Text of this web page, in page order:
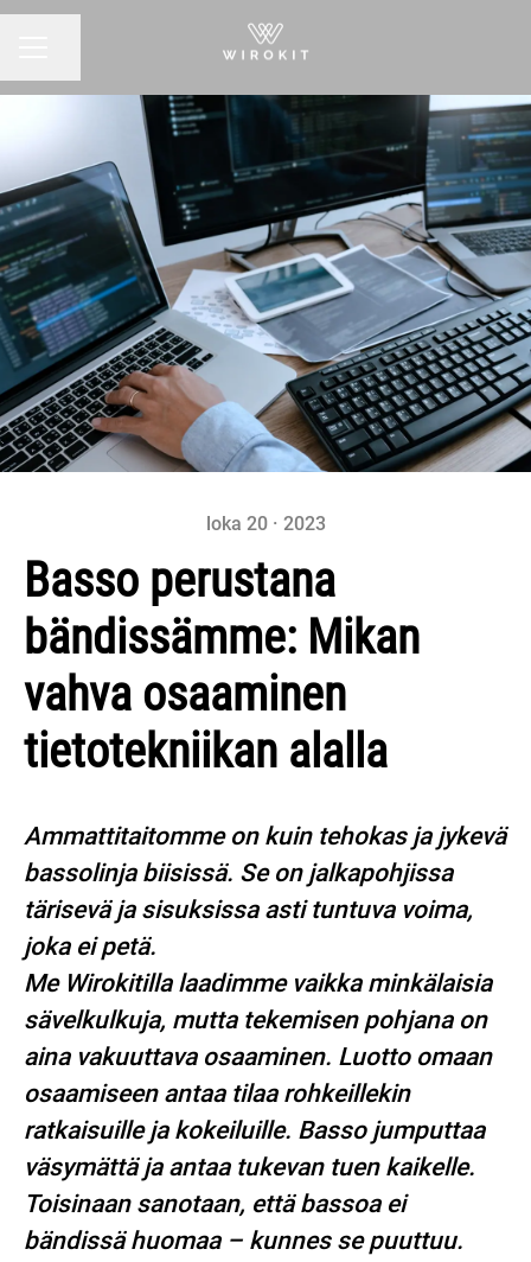
loka 20 · 2023
Basso perustana
bändissämme: Mikan
vahva osaaminen
tietotekniikan alalla
Ammattitaitomme on kuin tehokas ja jykevä
bassolinja biisissä. Se on jalkapohjissa
tärisevä ja sisuksissa asti tuntuva voima,
joka ei petä.
Me Wirokitilla laadimme vaikka minkälaisia
sävelkulkuja, mutta tekemisen pohjana on
aina vakuuttava osaaminen. Luotto omaan
osaamiseen antaa tilaa rohkeillekin
ratkaisuille ja kokeiluille. Basso jumputtaa
väsymättä ja antaa tukevan tuen kaikelle.
Toisinaan sanotaan, että bassoa ei
bändissä huomaa – kunnes se puuttuu.